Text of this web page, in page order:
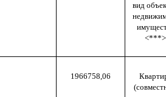
вид
<***>
1966758,06